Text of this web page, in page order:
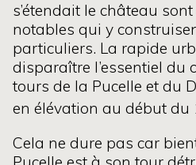
s’étendait le château
notables qui y
particuliers. La rapide
disparaître l’essentiel du
tours de la Pucelle et du
en élévation au début du
Cela ne dure pas car